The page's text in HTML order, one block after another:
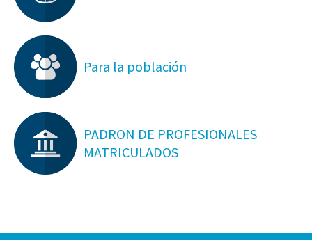
Para la población
PADRON DE PROFESIONALES
MATRICULADOS